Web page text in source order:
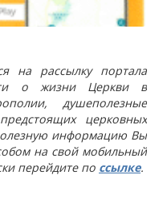
на рассылку портала
о жизни Церкви в
душеполезные
церковных
информацию Вы
на свой мобильный
перейдите по ссылке.